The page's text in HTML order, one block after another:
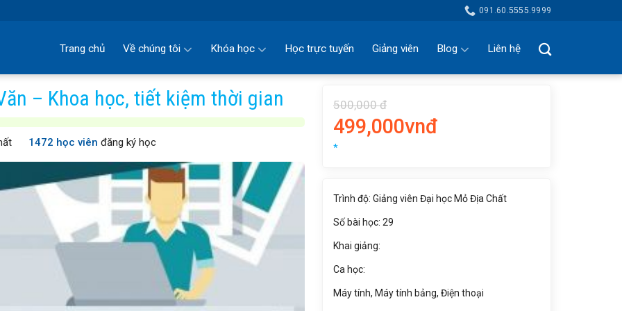
091.60.5555.9999
Trang chủ Về chúng tôi Khóa học Học trực tuyến Giảng viên Blog Liên hệ
– Khoa học, tiết kiệm thời gian
1472 học viên đăng ký học
500,000 đ
499,000vnđ
*
Trình độ: Giảng viên Đại học Mỏ Địa Chất
Số bài học: 29
Khai giảng:
Ca học:
Máy tính, Máy tính bảng, Điện thoại